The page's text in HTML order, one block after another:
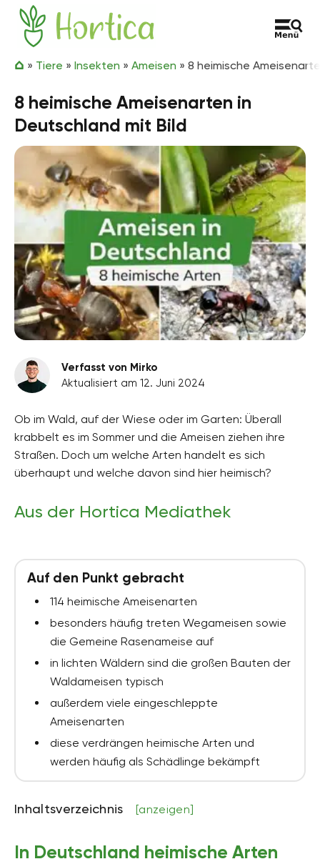
Zum Inhalt springen
Hortica
» Tiere » Insekten » Ameisen » 8 heimische
8 heimische Ameisenarten in
Deutschland mit Bild
Verfasst von Mirko
Aktualisiert am 12. Juni 2024
Ob im Wald, auf der Wiese oder im Garten: Überall
krabbelt es im Sommer und die Ameisen ziehen ihre
Straßen. Doch um welche Arten handelt es sich
überhaupt und welche davon sind hier heimisch?
Aus der Hortica Mediathek
Auf den Punkt gebracht
114 heimische Ameisenarten
besonders häufig treten Wegameisen sowie
die Gemeine Rasenameise auf
in lichten Wäldern sind die großen Bauten der
Waldameisen typisch
außerdem viele eingeschleppte
Ameisenarten
diese verdrängen heimische Arten und
werden häufig als Schädlinge bekämpft
Inhaltsverzeichnis [anzeigen]
In Deutschland heimische Arten